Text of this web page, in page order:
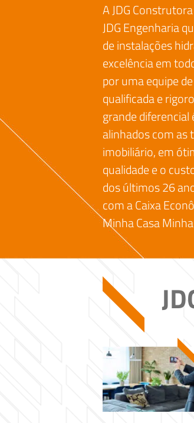
A JDG
JDG Engenharia
de instalações
excelência em
por uma equipe
qualificada e
grande
alinhados com as
imobiliário, em
qualidade e o
dos últimos 26
com a Caixa
Minha Casa